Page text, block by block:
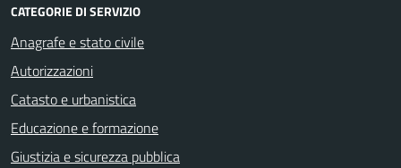
CATEGORIE DI SERVIZIO
Anagrafe e stato civile
Autorizzazioni
Catasto e urbanistica
Educazione e formazione
Giustizia e sicurezza pubblica